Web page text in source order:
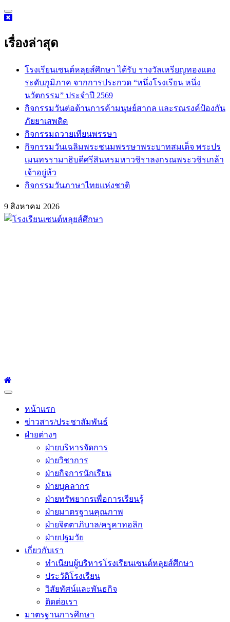
Skip
to
เรื่องล่าสุด
โรงเรียนเซนต์หลุยส์ศึกษา ได้รับ รางวัลเหรียญทองแดง
ระดับภูมิภาค จากการประกวด “หนึ่งโรงเรียน หนึ่ง
นวัตกรรม” ประจำปี 2569
กิจกรรม​วันต่อต้านการค้ามนุษย์สากล และรณรงค์ป้องกัน
ภัยยาเสพติด
กิจกรรมถวายเทียนพรรษา
กิจกรรมวันเฉลิมพระชนมพรรษาพระบาทสมเด็จ พระปร
เมนทรรามาธิบดีศรีสินทรมหาวชิราลงกรณพระวชิรเกล้า
เจ้าอยู่ห้ว
กิจกรรมวันภาษาไทยแห่งชาติ
9 สิงหาคม 2026
Primary
หน้าแรก
ข่าวสาร/ประชาสัมพันธ์
ฝ่ายต่างๆ
ฝ่ายบริหารจัดการ
ฝ่ายวิชาการ
ฝ่ายกิจการนักเรียน
ฝ่ายบุคลากร
ฝ่ายทรัพยากรเพื่อการเรียนรู้
ฝ่ายมาตรฐานคุณภาพ
ฝ่ายจิตตาภิบาล/ครูคาทอลิก
ฝ่ายปฐมวัย
เกี่ยวกับเรา
ทำเนียบผู้บริหารโรงเรียนเซนต์หลุยส์ศึกษา
ประวัติโรงเรียน
วิสัยทัศน์และพันธกิจ
ติดต่อเรา
มาตรฐานการศึกษา